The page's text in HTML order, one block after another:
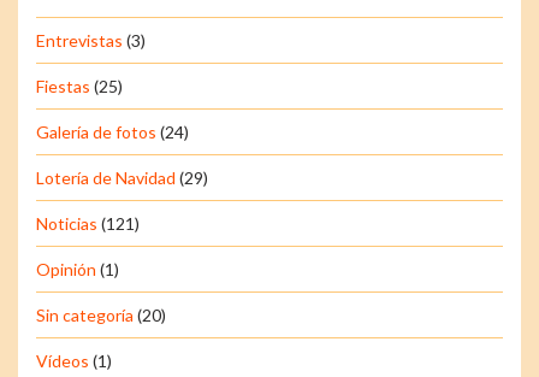
Entrevistas (3)
Fiestas (25)
Galería de fotos (24)
Lotería de Navidad (29)
Noticias (121)
Opinión (1)
Sin categoría (20)
Vídeos (1)